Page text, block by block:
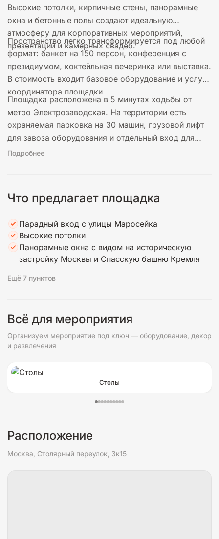
Высокие потолки, кирпичные стены, панорамные
окна и бетонные полы создают идеальную
атмосферу для корпоративных мероприятий,
презентаций и камерных свадеб.
Пространство легко трансформируется под любой
формат: банкет на 150 персон, конференция с
президиумом, коктейльная вечеринка или выставка.
В стоимость входит базовое оборудование и услуги
координатора площадки.
Площадка расположена в 5 минутах ходьбы от
метро Электрозаводская. На территории есть
охраняемая парковка на 30 машин, грузовой лифт
для завоза оборудования и отдельный вход для
гостей.
Подробнее
Что предлагает площадка
Парадный вход с улицы Маросейка
Высокие потолки
Панорамные окна с видом на историческую
застройку Москвы и Спасскую башню Кремля
Ещё 7 пунктов
Всё для мероприятия
Организуем мероприятие под ключ — оборудование, декор
и развлечения
Столы
Расположение
Москва, Столярный переулок, 3к15